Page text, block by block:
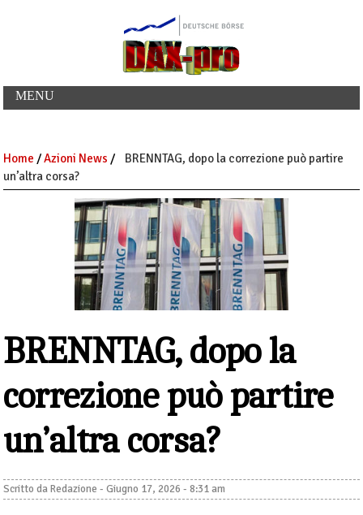
MENU
Home /Azioni News /
BRENNTAG, dopo la correzione può partire
un’altra corsa?
BRENNTAG, dopo la
correzione può partire
un’altra corsa?
Scritto daRedazione -Giugno 17, 2026 - 8:31 am